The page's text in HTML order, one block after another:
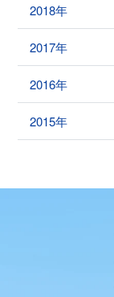
2018年
2017年
2016年
2015年